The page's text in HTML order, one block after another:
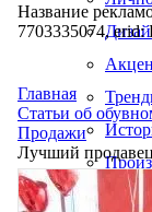
Название
7703335074,
Главная
Статьи об
Продажи
Лучший